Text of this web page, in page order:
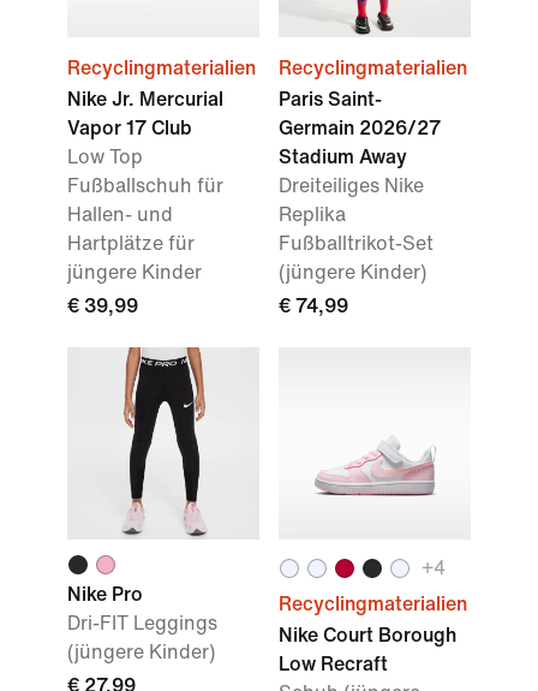
Recyclingmaterialien
Nike Jr. Mercurial
Vapor 17 Club
Low Top
Fußballschuh für
Hallen- und
Hartplätze für
jüngere Kinder
€ 39,99
Recyclingmaterialien
Paris Saint-
Germain 2026/27
Stadium Away
Dreiteiliges Nike
Replika
Fußballtrikot-Set
(jüngere Kinder)
€ 74,99
Nike Pro
Dri-FIT Leggings
(jüngere Kinder)
€ 27,99
+4
Recyclingmaterialien
Nike Court Borough
Low Recraft